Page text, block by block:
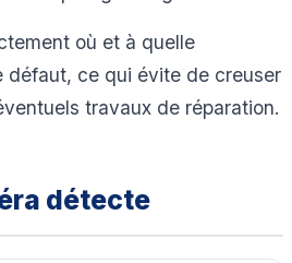
où et à quelle
défaut, ce qui évite de creuser
travaux de réparation.
détecte